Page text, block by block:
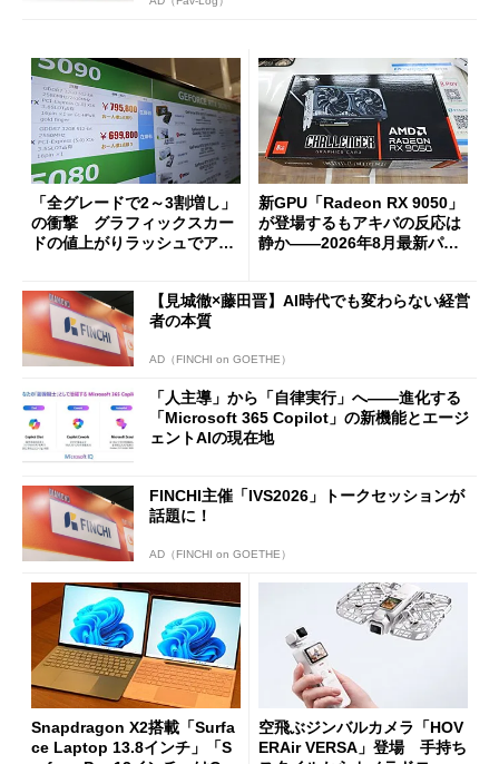
「全グレードで2～3割増し」
の衝撃 グラフィックスカー
ドの値上がりラッシュでアキ
新GPU「Radeon RX 9050」
が登場するもアキバの反応は
静か――2026年8月最新パー
【見城徹×藤田晋】AI時代でも変わらない経営
者の本質
AD（FINCHI on GOETHE）
「人主導」から「自律実行」へ――進化する
「Microsoft 365 Copilot」の新機能とエージ
ェントAIの現在地
FINCHI主催「IVS2026」トークセッションが
話題に！
AD（FINCHI on GOETHE）
Snapdragon X2搭載「Surfa
ce Laptop 13.8インチ」「S
空飛ぶジンバルカメラ「HOV
ERAir VERSA」登場 手持ち